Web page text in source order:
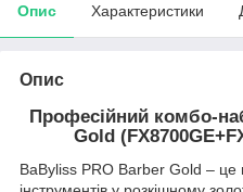
Опис Характеристики
Опис
Професійний комбо-
Gold
BaByliss PRO Barber Gold – це